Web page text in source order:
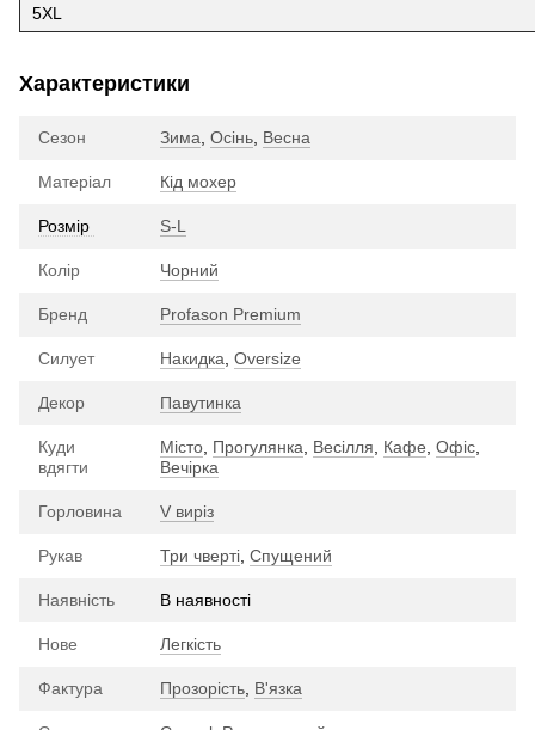
5XL
Характеристики
Сезон Зима Осінь Весна
Матеріал Кід мохер
Розмір S-L
Колір Чорний
Бренд Profason Premium
Силует Накидка Oversize
Декор Павутинка
Куди
вдягти
Місто Прогулянка Весілля Кафе Офіс
Вечірка
Горловина V виріз
Рукав Три чверті Спущений
Наявність В наявності
Нове Легкість
Фактура Прозорість В'язка